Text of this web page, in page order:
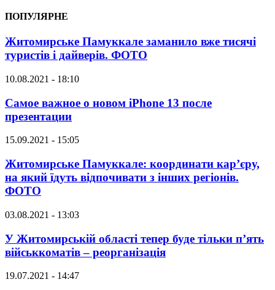
ПОПУЛЯРНЕ
Житомирське Памуккале заманило вже тисячі
туристів і дайверів. ФОТО
10.08.2021 - 18:10
Самое важное о новом iPhone 13 после
презентации
15.09.2021 - 15:05
Житомирське Памуккале: координати кар’єру,
на який їдуть відпочивати з інших регіонів.
ФОТО
03.08.2021 - 13:03
У Житомирській області тепер буде тільки п’ять
військкоматів – реорганізація
19.07.2021 - 14:47